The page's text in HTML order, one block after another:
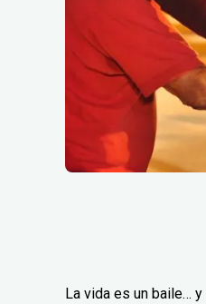
La vida es un baile…